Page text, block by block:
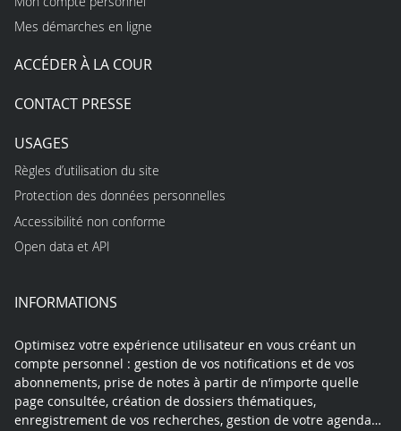
Mes démarches en ligne
ACCÉDER À LA COUR
CONTACT PRESSE
USAGES
Règles d’utilisation du site
Protection des données personnelles
Accessibilité non conforme
Open data et API
INFORMATIONS
Optimisez votre expérience utilisateur en vous créant un
compte personnel : gestion de vos notifications et de vos
abonnements, prise de notes à partir de n’importe quelle
page consultée, création de dossiers thématiques,
enregistrement de vos recherches, gestion de votre agenda…